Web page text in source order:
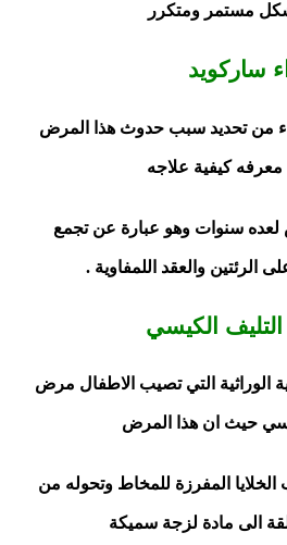
مستمر ومتكرر
ساركويد
من تحديد سبب حدوث هذا المرض
معرفه كيفية علاجه
لعده سنوات وهو عبارة عن تجمع
الرئتين والعقد اللمفاوية .
الكيسي
الوراثية التي تصيب الاطفال مرض
حيث ان هذا المرض
المفرزة للمخاط وتحوله من
الى مادة لزجة سميكة